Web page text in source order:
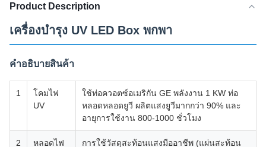
Product Description
เครื่องบํารุง UV LED Box พกพา
คําอธิบายสินค้า
1
โคมไฟ
UV
ใช้ท่อควอตซ์อเมริกัน GE พลังงาน 1 KW ท่อ
หลอดหลอดยูวี ผลิตแสงยูวีมากกว่า 90% และ
อายุการใช้งาน 800-1000 ชั่วโมง
2 หลอดไฟ การใช้วัสดุสะท้อนแสงมืออาชีพ (แผ่นสะท้อน